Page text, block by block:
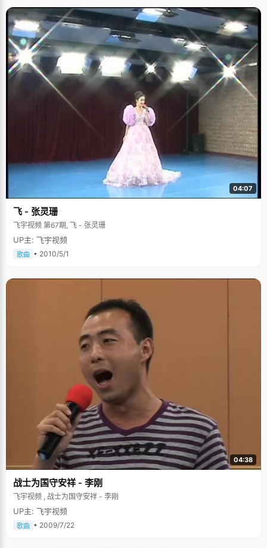
04:07
飞 - 张灵珊
飞宇视频 第67期, 飞 - 张灵珊
UP主: 飞宇视频
歌曲 • 2010/5/1
04:38
战士为国守安祥 - 李刚
飞宇视频 , 战士为国守安祥 - 李刚
UP主: 飞宇视频
歌曲 • 2009/7/22